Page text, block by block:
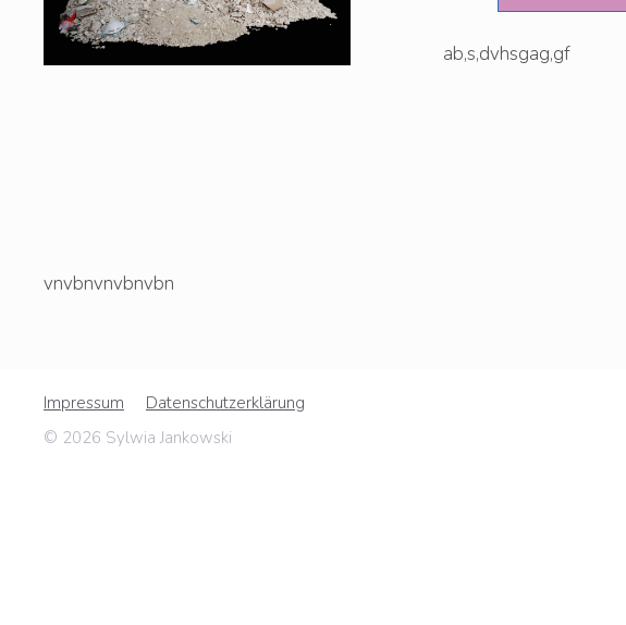
ab,s,dvhsgag,gf
vnvbnvnvbnvbn
Impressum
Datenschutzerklärung
© 2026 Sylwia Jankowski